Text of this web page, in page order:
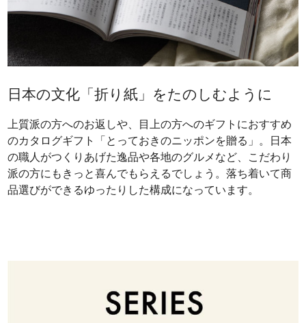
日本の文化「折り紙」をたのしむように
上質派の方へのお返しや、目上の方へのギフトにおすすめ
のカタログギフト「とっておきのニッポンを贈る」。日本
の職人がつくりあげた逸品や各地のグルメなど、こだわり
派の方にもきっと喜んでもらえるでしょう。落ち着いて商
品選びができるゆったりした構成になっています。